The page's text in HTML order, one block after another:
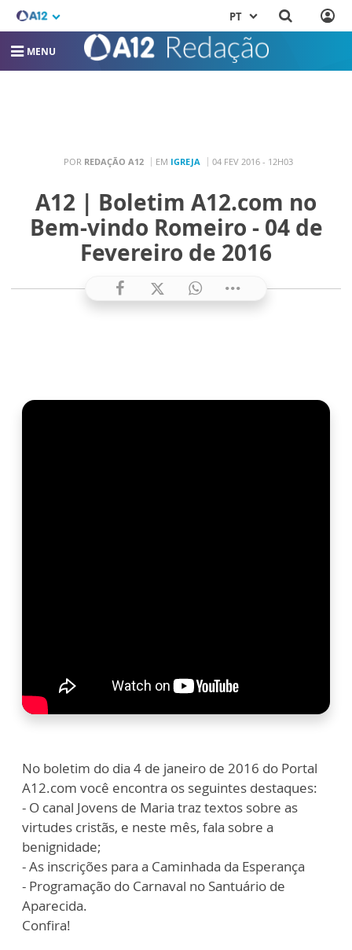
PT
MENU
POR REDAÇÃO A12 EM IGREJA 04 FEV 2016 - 12H03
A12 | Boletim A12.com no
Bem-vindo Romeiro - 04 de
Fevereiro de 2016
No boletim do dia 4 de janeiro de 2016 do Portal
A12.com você encontra os seguintes destaques:
- O canal Jovens de Maria traz textos sobre as
virtudes cristãs, e neste mês, fala sobre a
benignidade;
- As inscrições para a Caminhada da Esperança
- Programação do Carnaval no Santuário de
Aparecida.
Confira!